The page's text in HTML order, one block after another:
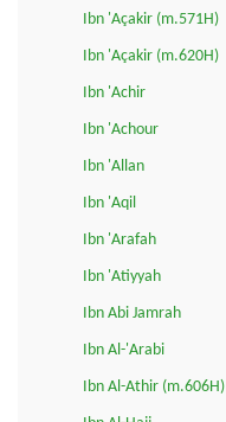
Ibn 'Açakir (m.571H)
Ibn 'Açakir (m.620H)
Ibn 'Achir
Ibn 'Achour
Ibn 'Allan
Ibn 'Aqil
Ibn 'Arafah
Ibn 'Atiyyah
Ibn Abi Jamrah
Ibn Al-'Arabi
Ibn Al-Athir (m.606H)